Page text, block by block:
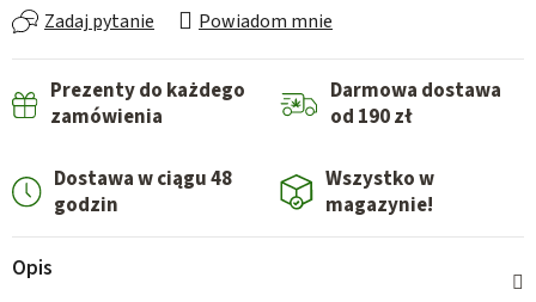
Zadaj pytanie Powiadom mnie
Prezenty do każdego
zamówienia
Darmowa dostawa
od 190 zł
Dostawa w ciągu 48
godzin
Wszystko w
magazynie!
Opis